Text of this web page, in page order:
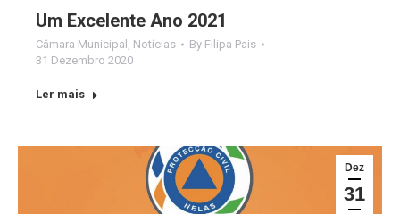
Um Excelente Ano 2021
Câmara Municipal Notícias By Filipa Pais
31 Dezembro 2020
Ler mais
Dez
31